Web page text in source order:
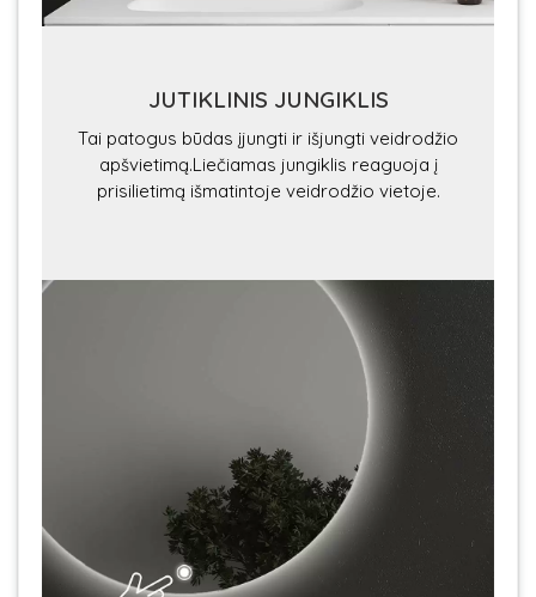
JUTIKLINIS JUNGIKLIS
Tai patogus būdas įjungti ir išjungti veidrodžio
apšvietimą.Liečiamas jungiklis reaguoja į
prisilietimą išmatintoje veidrodžio vietoje.